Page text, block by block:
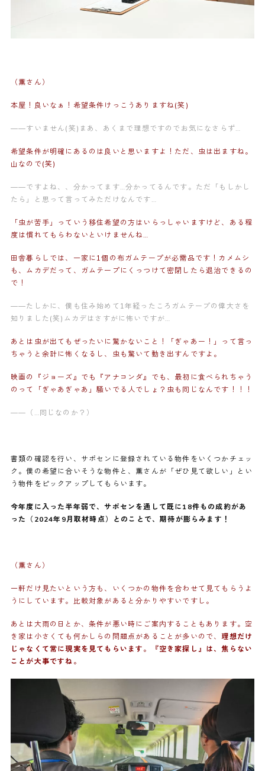
（薫さん）
本屋！良いなぁ！希望条件けっこうありますね(笑)
——すいません(笑)まあ、あくまで理想ですのでお気になさらず…
希望条件が明確にあるのは良いと思いますよ！ただ、虫は出ますね。
山なので(笑)
——ですよね、、分かってます…分かってるんです。ただ「もしかし
たら」と思って言ってみただけなんです…
「虫が苦手」っていう移住希望の方はいらっしゃいますけど、ある程
度は慣れてもらわないといけませんね…
田舎暮らしでは、一家に1個の布ガムテープが必需品です！カメムシ
も、ムカデだって、ガムテープにくっつけて密閉したら退治できるの
で！
——たしかに、僕も住み始めて1年経ったころガムテープの偉大さを
知りました(笑)ムカデはさすがに怖いですが…
あとは虫が出てもぜったいに驚かないこと！「ぎゃあー！」って言っ
ちゃうと余計に怖くなるし、虫も驚いて動き出すんですよ。
映画の『ジョーズ』でも『アナコンダ』でも、最初に食べられちゃう
のって「ぎゃあぎゃあ」騒いでる人でしょ？虫も同じなんです！！！
——（…同じなのか？）
書類の確認を行い、サポセンに登録されている物件をいくつかチェッ
ク。僕の希望に合いそうな物件と、薫さんが「ぜひ見て欲しい」とい
う物件をピックアップしてもらいます。
今年度に入った半年弱で、サポセンを通して既に18件もの成約があ
った（2024年9月取材時点）とのことで、期待が膨らみます！
（薫さん）
一軒だけ見たいという方も、いくつかの物件を合わせて見てもらうよ
うにしています。比較対象があると分かりやすいですし。
あとは大雨の日とか、条件が悪い時にご案内することもあります。空
き家は小さくても何かしらの問題点があることが多いので、理想だけ
じゃなくて常に現実を見てもらいます。『空き家探し』は、焦らない
ことが大事ですね。